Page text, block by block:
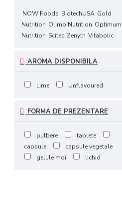
NOW Foods BiotechUSA Gold
Nutrition Olimp Nutrition Optimum
Nutrition Scitec Zenyth Vitabolic
AROMA DISPONIBILA
Lime Unflavoured
FORMA DE PREZENTARE
pulbere
tablete
capsule
capsule vegetale
gelule moi
lichid